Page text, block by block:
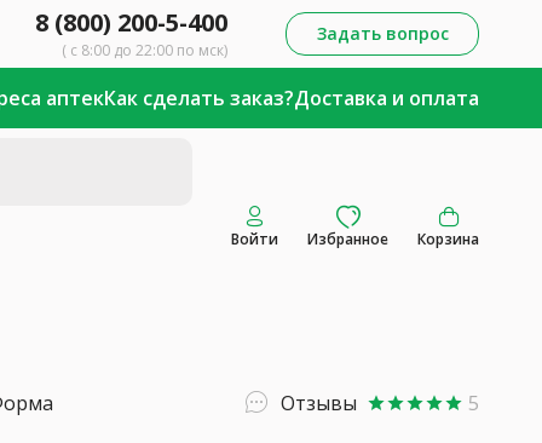
8 (800) 200-5-400
( с 8:00 до 22:00 по мск)
Задать вопрос
аптекКак сделать заказ?Доставка и оплата
Войти Избранное Корзина
Отзывы starstarstarstarstar 5